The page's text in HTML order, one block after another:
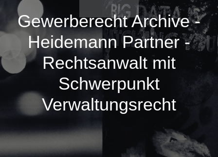
Gewerberecht Archive -
Heidemann Partner -
Rechtsanwalt mit
Schwerpunkt
Verwaltungsrecht